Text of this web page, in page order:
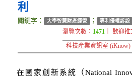
利
關鍵字： 大學智慧財產經營 ； 專利侵權訴訟
瀏覽次數： 1471 ｜ 歡迎推
科技產業資訊室 (iKnow)
在國家創新系統（National